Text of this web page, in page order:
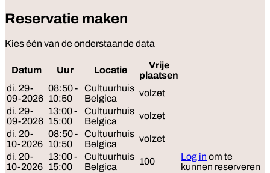
Reservatie maken
Kies één van de onderstaande data
Datum Uur Locatie
Vrije
plaatsen
di. 29-
09-2026
08:50 -
10:50
Cultuurhuis
Belgica
volzet
di. 29-
09-2026
13:00 -
15:00
Cultuurhuis
Belgica
volzet
di. 20-
10-2026
08:50 -
10:50
Cultuurhuis
Belgica
volzet
di. 20-
10-2026
13:00 -
15:00
Cultuurhuis
Belgica
100 Log in om te
kunnen reserveren